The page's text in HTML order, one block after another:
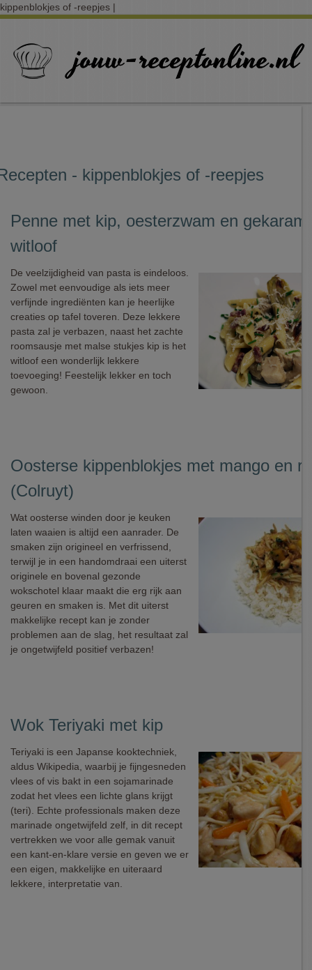
kippenblokjes of -reepjes |
- kippenblokjes of -reepjes
Penne met kip, oesterzwam en
witloof
De veelzijdigheid van pasta is eindeloos.
Zowel met eenvoudige als iets meer
verfijnde ingrediënten kan je heerlijke
creaties op tafel toveren. Deze lekkere
pasta zal je verbazen, naast het zachte
roomsausje met malse stukjes kip is het
witloof een wonderlijk lekkere
toevoeging! Feestelijk lekker en toch
gewoon.
Oosterse kippenblokjes met mango en
(Colruyt)
Wat oosterse winden door je keuken
laten waaien is altijd een aanrader. De
smaken zijn origineel en verfrissend,
terwijl je in een handomdraai een uiterst
originele en bovenal gezonde
wokschotel klaar maakt die erg rijk aan
geuren en smaken is. Met dit uiterst
makkelijke recept kan je zonder
problemen aan de slag, het resultaat zal
je ongetwijfeld positief verbazen!
Wok Teriyaki met kip
Teriyaki is een Japanse kooktechniek,
aldus Wikipedia, waarbij je fijngesneden
vlees of vis bakt in een sojamarinade
zodat het vlees een lichte glans krijgt
(teri). Echte professionals maken deze
marinade ongetwijfeld zelf, in dit recept
vertrekken we voor alle gemak vanuit
een kant-en-klare versie en geven we er
een eigen, makkelijke en uiteraard
lekkere, interpretatie van.